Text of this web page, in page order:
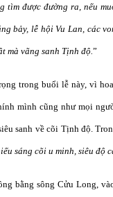
được đường ra, nếu
bảy, lễ hội Vu Lan, các
mà vãng sanh Tịnh độ.”
trong buổi lễ này, vì
mình cũng như mọi
sanh về cõi Tịnh độ.
sáng cõi u minh, siêu độ
bằng sông Cửu Long,